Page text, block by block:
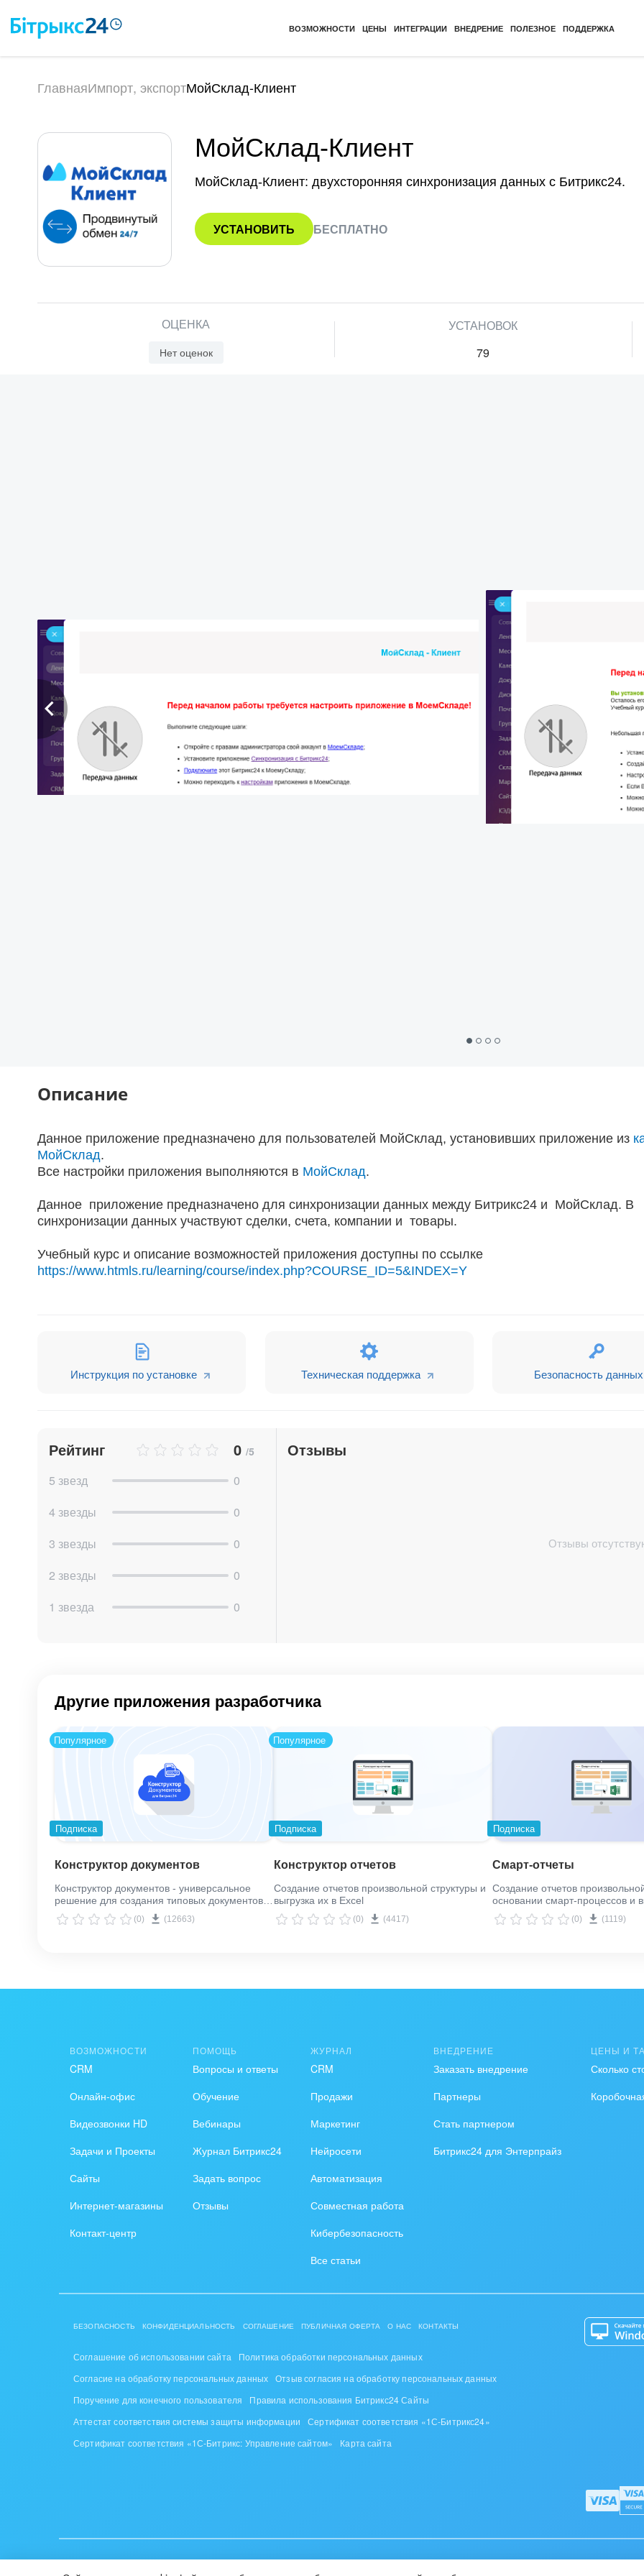
ВОЗМОЖНОСТИ ЦЕНЫ ИНТЕГРАЦИИ ВНЕДРЕНИЕ ПОЛЕЗНОЕ ПОДДЕРЖКА
ГлавнаяИмпорт, экспортМойСклад-Клиент
МойСклад-Клиент
МойСклад-Клиент: двухсторонняя синхронизация данных с Битрикс24.
УСТАНОВИТЬ БЕСПЛАТНО
ОЦЕНКА
Нет оценок
УСТАНОВОК
79
Описание
Данное приложение предназначено для пользователей МойСклад, установивших приложение из
МойСклад.
Все настройки приложения выполняются в МойСклад.
Данное приложение предназначено для синхронизации данных между Битрикс24 и МойСклад. В
синхронизации данных участвуют сделки, счета, компании и товары.
Учебный курс и описание возможностей приложения доступны по ссылке
https://www.htmls.ru/learning/course/index.php?COURSE_ID=5&INDEX=Y
Инструкция по установке Техническая поддержка Безопасность данных
Рейтинг 0 /5
5 звезд
0
4 звезды
0
3 звезды
0
2 звезды
0
1 звезда
0
Отзывы
Отзывы
Другие приложения разработчика
Популярное
Подписка
Конструктор документов
Конструктор документов - универсальное
решение для создания типовых документов в
формате PDF, DOCX и HTML по шаблону.
Отправка документов по электронной почте.
(0) (12663)
Популярное
Подписка
Конструктор отчетов
Создание отчетов произвольной структуры и
выгрузка их в Excel
(0) (4417)
Подписка
Смарт-отчеты
Создание отчетов
основании смарт-процессов и
Excel
(0) (1119)
ВОЗМОЖНОСТИ
CRM
Онлайн-офис
Видеозвонки HD
Задачи и Проекты
Сайты
Интернет-магазины
Контакт-центр
ПОМОЩЬ
Вопросы и ответы
Обучение
Вебинары
Журнал Битрикс24
Задать вопрос
Отзывы
ЖУРНАЛ
CRM
Продажи
Маркетинг
Нейросети
Автоматизация
Совместная работа
Кибербезопасность
Все статьи
ВНЕДРЕНИЕ
Заказать внедрение
Партнеры
Стать партнером
Битрикс24 для Энтерпрайз
ЦЕНЫ И
Сколько
БЕЗОПАСНОСТЬ КОНФИДЕНЦИАЛЬНОСТЬ СОГЛАШЕНИЕ ПУБЛИЧНАЯ ОФЕРТА О НАС КОНТАКТЫ
Соглашение об использовании сайта
Политика обработки персональных данных
Согласие на обработку персональных данных Отзыв согласия на обработку персональных данных
Поручение для конечного пользователя
Правила использования Битрикс24 Сайты
Аттестат соответствия системы защиты информации
Сертификат соответствия «1С-Битрикс24»
Сертификат соответствия «1С-Битрикс: Управление сайтом»
Карта сайта